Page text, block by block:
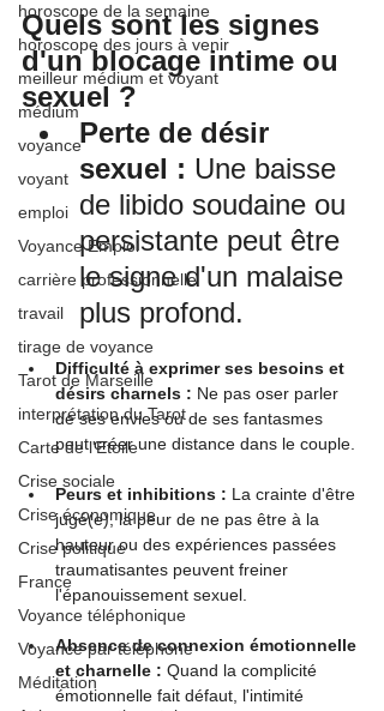
horoscope de la semaine
horoscope des jours à venir
meilleur médium et voyant
médium
voyance
voyant
emploi
Voyance Emploi
carrière professionnelle
travail
tirage de voyance
Tarot de Marseille
interprétation du Tarot
Carte de l'Etoile
Crise sociale
Crise économique
Crise politique
France
Voyance téléphonique
Voyance par téléphone
Méditation
Quels sont les signes
d'un blocage intime ou
sexuel ?
Perte de désir
sexuel : Une baisse
de libido soudaine ou
persistante peut être
le signe d'un malaise
plus profond.
Difficulté à exprimer ses besoins et
désirs charnels : Ne pas oser parler
de ses envies ou de ses fantasmes
peut créer une distance dans le couple.
Peurs et inhibitions : La crainte d'être
jugé(e), la peur de ne pas être à la
hauteur ou des expériences passées
traumatisantes peuvent freiner
l'épanouissement sexuel.
Absence de connexion émotionnelle
et charnelle : Quand la complicité
émotionnelle fait défaut, l'intimité